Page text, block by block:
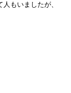
もいましたが、